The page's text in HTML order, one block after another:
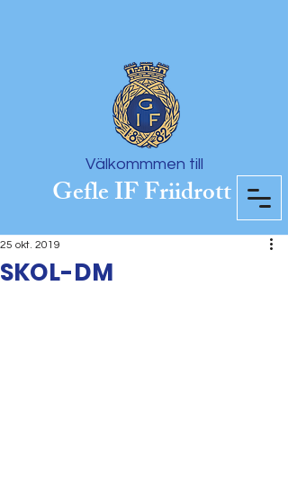
Välkommmen till
Gefle IF Friidrott
SKOL-DM
25 okt. 2019